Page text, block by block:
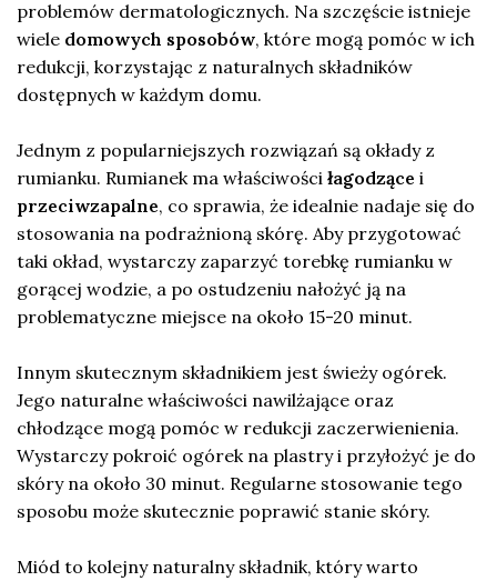
problemów dermatologicznych. Na szczęście istnieje
wiele domowych sposobów, które mogą pomóc w ich
redukcji, korzystając z naturalnych składników
dostępnych w każdym domu.
Jednym z popularniejszych rozwiązań są okłady z
rumianku. Rumianek ma właściwości łagodzące i
przeciwzapalne, co sprawia, że idealnie nadaje się do
stosowania na podrażnioną skórę. Aby przygotować
taki okład, wystarczy zaparzyć torebkę rumianku w
gorącej wodzie, a po ostudzeniu nałożyć ją na
problematyczne miejsce na około 15-20 minut.
Innym skutecznym składnikiem jest świeży ogórek.
Jego naturalne właściwości nawilżające oraz
chłodzące mogą pomóc w redukcji zaczerwienienia.
Wystarczy pokroić ogórek na plastry i przyłożyć je do
skóry na około 30 minut. Regularne stosowanie tego
sposobu może skutecznie poprawić stanie skóry.
Miód to kolejny naturalny składnik, który warto